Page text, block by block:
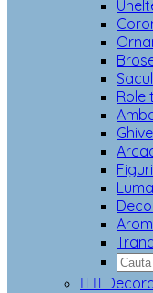
Role
 